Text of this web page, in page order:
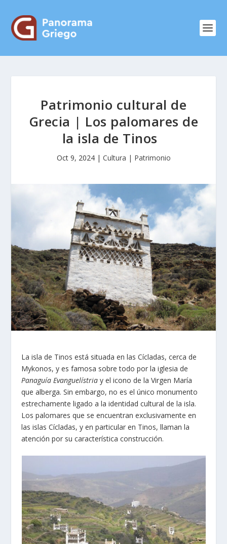
Patrimonio cultural de
Grecia | Los palomares de
la isla de Tinos
Oct 9, 2024| Cultura | Patrimonio
La isla de Tinos está situada en las Cícladas, cerca de
Mykonos, y es famosa sobre todo por la iglesia de
Panaguía Evanguelístria y el icono de la Virgen María
que alberga. Sin embargo, no es el único monumento
estrechamente ligado a la identidad cultural de la isla.
Los palomares que se encuentran exclusivamente en
las islas Cícladas, y en particular en Tinos, llaman la
atención por su característica construcción.